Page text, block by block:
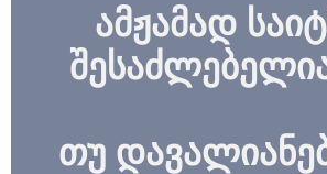
ამჟამად
თუ